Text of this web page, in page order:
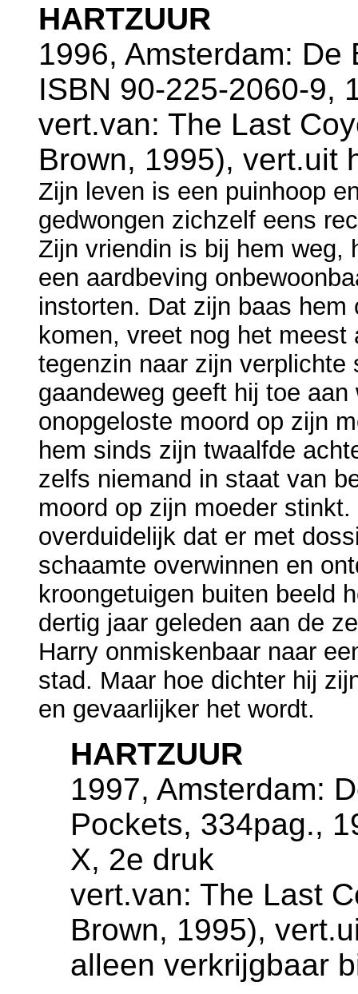
HARTZUUR
1996, Amsterdam:
ISBN 90-225-2060-9,
vert.van: The Last
Brown, 1995), vert.uit
Zijn leven is een puinhoop
gedwongen zichzelf eens
Zijn vriendin is bij hem weg,
een aardbeving
instorten. Dat zijn baas
komen, vreet nog het
tegenzin naar zijn
gaandeweg geeft hij toe
onopgeloste moord op zijn
hem sinds zijn twaalfde
zelfs niemand in staat van
moord op zijn moeder
overduidelijk dat er met
schaamte overwinnen en
kroongetuigen buiten beeld
dertig jaar geleden aan de
Harry onmiskenbaar naar
stad. Maar hoe dichter hij
en gevaarlijker het wordt.
HARTZUUR
1997, Amsterdam:
Pockets, 334pag.,
X, 2e druk
vert.van: The Last
Brown, 1995),
alleen verkrijgbaar